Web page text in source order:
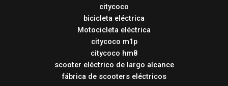
citycoco
bicicleta eléctrica
Motocicleta eléctrica
citycoco m1p
citycoco hm8
scooter eléctrico de largo alcance
fábrica de scooters eléctricos